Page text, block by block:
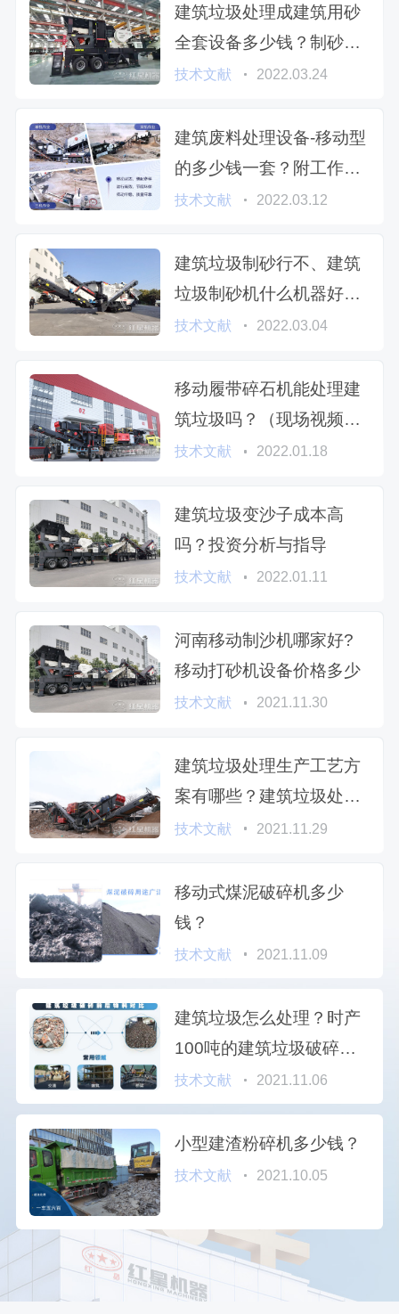
建筑垃圾处理成建筑用砂
全套设备多少钱？制砂合
法手续如何办理
技术文献 2022.03.24
建筑废料处理设备-移动型
的多少钱一套？附工作视
频
技术文献 2022.03.12
建筑垃圾制砂行不、建筑
垃圾制砂机什么机器好
用？制砂视频共享
技术文献 2022.03.04
移动履带碎石机能处理建
筑垃圾吗？（现场视频推
送）
技术文献 2022.01.18
建筑垃圾变沙子成本高
吗？投资分析与指导
技术文献 2022.01.11
河南移动制沙机哪家好?
移动打砂机设备价格多少
技术文献 2021.11.30
建筑垃圾处理生产工艺方
案有哪些？建筑垃圾处理
厂手续
技术文献 2021.11.29
移动式煤泥破碎机多少
钱？
技术文献 2021.11.09
建筑垃圾怎么处理？时产
100吨的建筑垃圾破碎机
多少钱？
技术文献 2021.11.06
小型建渣粉碎机多少钱？
技术文献 2021.10.05